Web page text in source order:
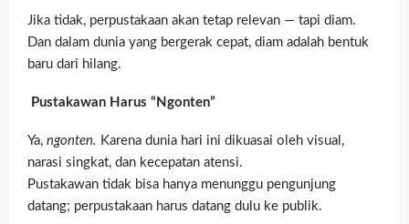
Jika tidak, perpustakaan akan tetap relevan — tapi diam.
Dan dalam dunia yang bergerak cepat, diam adalah bentuk
baru dari hilang.
Pustakawan Harus “Ngonten”
Ya, ngonten. Karena dunia hari ini dikuasai oleh visual,
narasi singkat, dan kecepatan atensi.
Pustakawan tidak bisa hanya menunggu pengunjung
datang; perpustakaan harus datang dulu ke publik.